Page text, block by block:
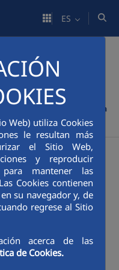
Web) utiliza Cookies
le resultan más
el Sitio Web,
y reproducir
mantener las
Cookies contienen
su navegador y, de
regrese al Sitio
acerca de las
de Cookies.
ES
Maquinaria
un
Pesado
de